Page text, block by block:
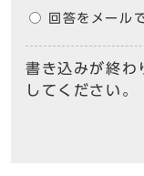
回答をメール
書き込みが終わ
してください。